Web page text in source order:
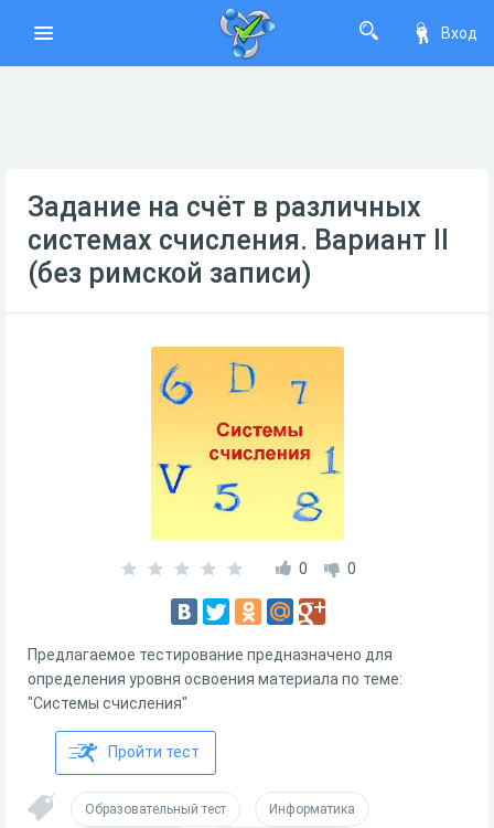
Вход
Задание на счёт в различных
системах счисления. Вариант II
(без римской записи)
0 0
Предлагаемое тестирование предназначено для
определения уровня освоения материала по теме:
"Системы счисления"
Пройти тест
Образовательный тест Информатика